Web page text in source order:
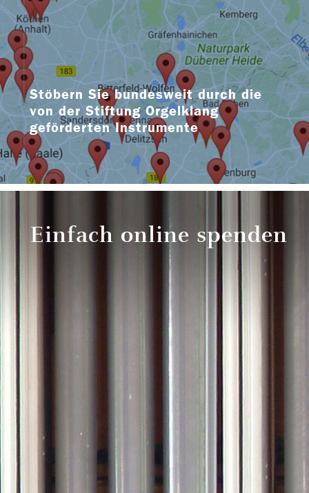
Stöbern Sie bundesweit durch die
von der Stiftung Orgelklang
geförderten Instrumente
Einfach online spenden